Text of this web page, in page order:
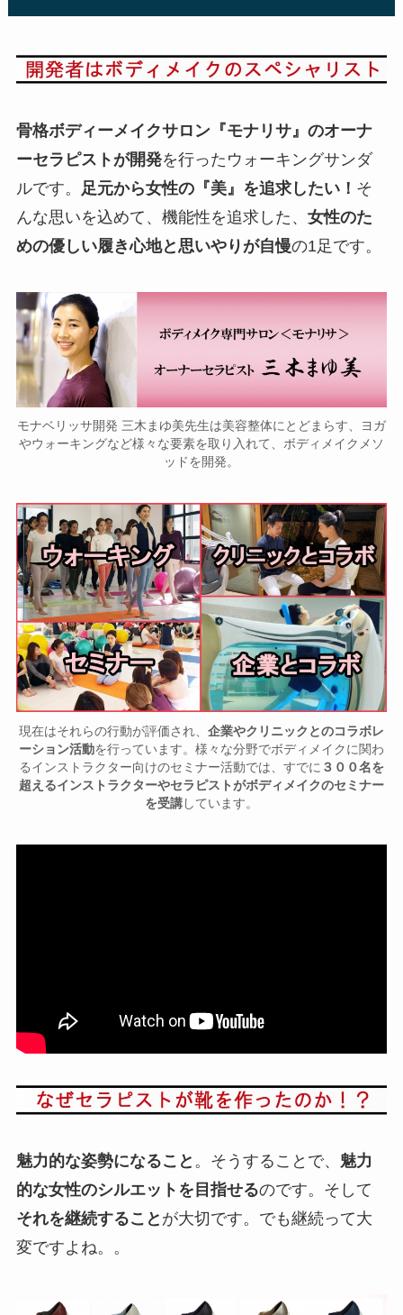
骨格ボディーメイクサロン『モナリサ』のオーナ
ーセラピストが開発を行ったウォーキングサンダ
ルです。
足元から女性の『美』を追求したい！ そ
んな思いを込めて、機能性を追求した、 女性のた
めの優しい履き心地と思いやりが自慢の1足です。
モナベリッサ開発 三木まゆ美先生は美容整体にとどまらす、ヨガ
やウォーキングなど様々な要素を取り入れて、ボディメイクメソ
ッドを開発。
現在はそれらの行動が評価され、 企業やクリニックとのコラボレ
ーション活動を行っています。様々な分野でボディメイクに関わ
るインストラクター向けのセミナー活動では、すでに ３００名を
超えるインストラクターやセラピストがボディメイクのセミナー
を受講しています。
魅力的な姿勢になること 。そうすることで、 魅力
的な女性のシルエットを目指せるのです。そして
それを継続すること が大切です。でも継続って大
変ですよね。。